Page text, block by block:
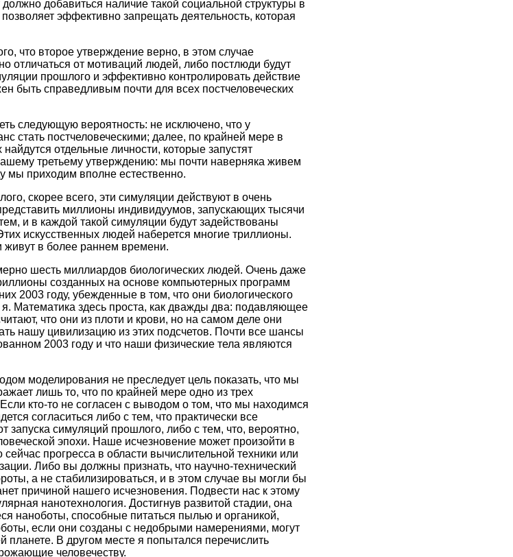
добавиться наличие такой социальной структуры в
эффективно запрещать деятельность, которая
что второе утверждение верно, в этом случае
отличаться от мотиваций людей, либо постлюди будут
прошлого и эффективно контролировать действие
быть справедливым почти для всех постчеловеческих
следующую вероятность: не исключено, что у
стать постчеловеческими; далее, по крайней мере в
отдельные личности, которые запустят
третьему утверждению: мы почти наверняка живем
мы приходим вполне естественно.
скорее всего, эти симуляции действуют в очень
миллионы индивидуумов, запускающих тысячи
и в каждой такой симуляции будут задействованы
искусственных людей наберется многие триллионы.
живут в более раннем времени.
шесть миллиардов биологических людей. Очень даже
созданных на основе компьютерных программ
2003 году, убежденные в том, что они биологического
Математика здесь проста, как дважды два: подавляющее
что они из плоти и крови, но на самом деле они
нашу цивилизацию из этих подсчетов. Почти все шансы
2003 году и что наши физические тела являются
моделирования не преследует цель показать, что мы
лишь то, что по крайней мере одно из трех
кто-то не согласен с выводом о том, что мы находимся
согласиться либо с тем, что практически все
запуска симуляций прошлого, либо с тем, что, вероятно,
эпохи. Наше исчезновение может произойти в
прогресса в области вычислительной техники или
Либо вы должны признать, что научно-технический
а не стабилизироваться, и в этом случае вы могли бы
причиной нашего исчезновения. Подвести нас к этому
нанотехнология. Достигнув развитой стадии, она
наноботы, способные питаться пылью и органикой,
если они созданы с недобрыми намерениями, могут
планете. В другом месте я попытался перечислить
человечеству.